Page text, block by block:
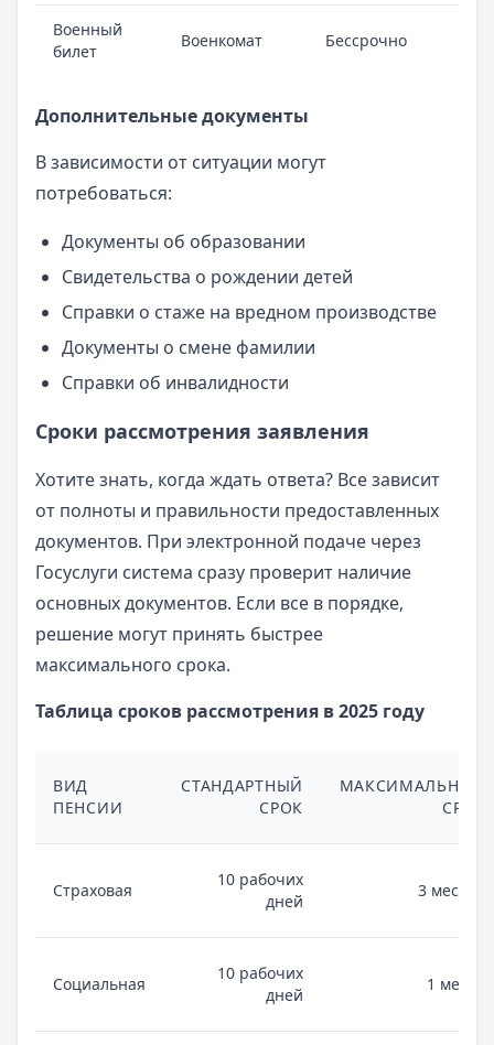
Военный
билет
Военкомат Бессрочно
Дополнительные документы
В зависимости от ситуации могут
потребоваться:
Документы об образовании
Свидетельства о рождении детей
Справки о стаже на вредном производстве
Документы о смене фамилии
Справки об инвалидности
Сроки рассмотрения заявления
Хотите знать, когда ждать ответа? Все зависит
от полноты и правильности предоставленных
документов. При электронной подаче через
Госуслуги система сразу проверит наличие
основных документов. Если все в порядке,
решение могут принять быстрее
максимального срока.
Таблица сроков рассмотрения в 2025 году
ВИД
ПЕНСИИ
СТАНДАРТНЫЙ
СРОК
МАКСИМАЛЬНЫЙ
СРОК
Страховая
10 рабочих
дней
3 месяца
Социальная
10 рабочих
дней
1 месяц